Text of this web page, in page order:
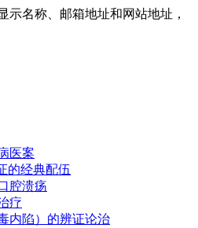
示名称、邮箱地址和网站地址，
医案
的经典配伍
腔溃疡
疗
内陷）的辨证论治